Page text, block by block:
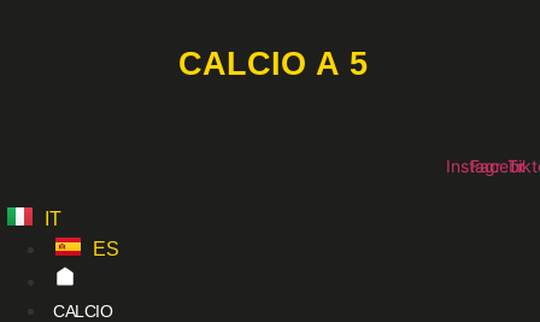
CALCIO A 5
Instagram
IT
ES
CALCIO